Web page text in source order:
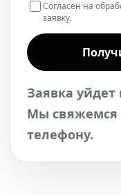
Согласен на
заявку.
Заявка
Мы свяжемся
телефону.